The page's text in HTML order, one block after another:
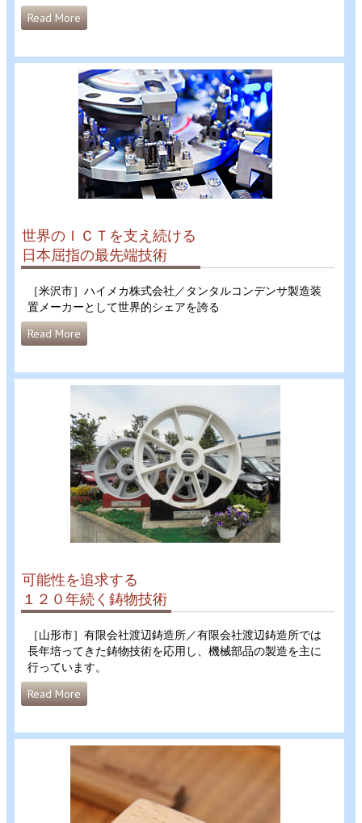
Read More
世界のＩＣＴを支え続ける
日本屈指の最先端技術
［米沢市］ハイメカ株式会社／タンタルコンデンサ製造装
置メーカーとして世界的シェアを誇る
Read More
可能性を追求する
１２０年続く鋳物技術
［山形市］有限会社渡辺鋳造所／有限会社渡辺鋳造所では
長年培ってきた鋳物技術を応用し、機械部品の製造を主に
行っています。
Read More